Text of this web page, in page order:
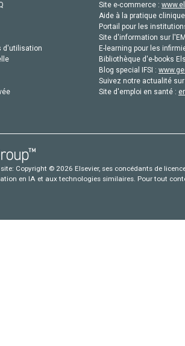
d'utilisation
Site e-commerce :
Aide à la pratique
Portail pour les
Site d'information sur
E-learning pour les
Bibliothèque d'e-books
Blog special IFSI :
Suivez notre actualité
Site d'emploi en santé :
Copyright © 2026 Elsevier, ses concédants de
en IA et aux technologies similaires. Pour tout